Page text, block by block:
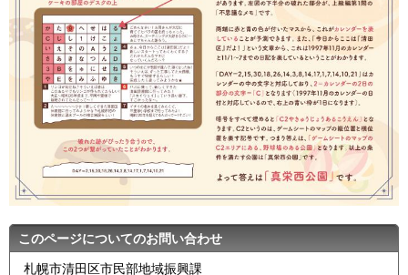
このページについてのお問い合わせ
札幌市清田区市民部地域振興課